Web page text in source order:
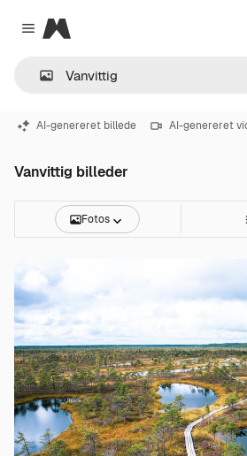
Close menu
Magnific
AI-genereret billede AI-genereret
Vanvittig billeder
Fotos